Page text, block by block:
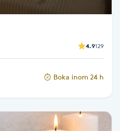
4.9129
Boka inom 24 h